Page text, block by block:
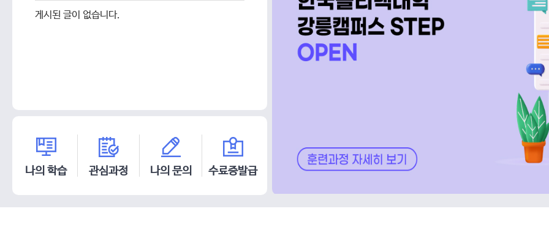
FAQ
1:1문의
게시된 글이 없습니다.
나의 학습 관심과정 나의 문의 수료증발급